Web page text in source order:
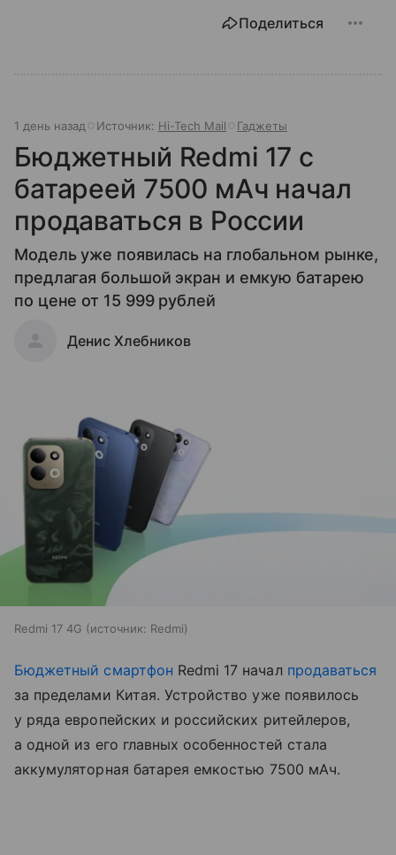
Поделиться
1 день назад Источник: Hi-Tech Mail Гаджеты
Бюджетный Redmi 17 с
батареей 7500 мАч начал
продаваться в России
Модель уже появилась на глобальном рынке,
предлагая большой экран и емкую батарею
по цене от 15 999 рублей
Денис Хлебников
Redmi 17 4G источник: Redmi
Бюджетный смартфон Redmi 17 начал продаваться
за пределами Китая. Устройство уже появилось
у ряда европейских и российских ритейлеров,
а одной из его главных особенностей стала
аккумуляторная батарея емкостью 7500 мАч.